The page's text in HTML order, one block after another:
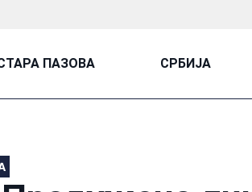
ПАЗОВА СРБИЈА